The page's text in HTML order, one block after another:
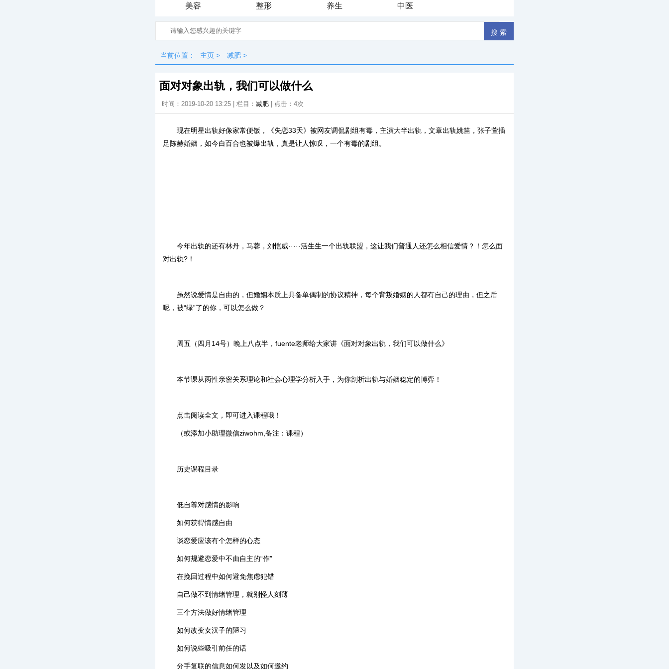
美容 整形 养生 中医
当前位置： 主页 > 减肥 >
面对对象出轨，我们可以做什么
时间：2019-10-20 13:25 | 栏目： 减肥 | 点击： 4次
现在明星出轨好像家常便饭，《失恋33天》被网友调侃剧组有毒，主演大半出轨，文章出轨姚笛，张子萱插
足陈赫婚姻，如今白百合也被爆出轨，真是让人惊叹，一个有毒的剧组。
今年出轨的还有林丹，马蓉，刘恺威·····活生生一个出轨联盟，这让我们普通人还怎么相信爱情？！怎么面
对出轨?！
虽然说爱情是自由的，但婚姻本质上具备单偶制的协议精神，每个背叛婚姻的人都有自己的理由，但之后
呢，被“绿”了的你，可以怎么做？
周五（四月14号）晚上八点半，fuente老师给大家讲《面对对象出轨，我们可以做什么》
本节课从两性亲密关系理论和社会心理学分析入手，为你剖析出轨与婚姻稳定的博弈！
点击阅读全文，即可进入课程哦！
（或添加小助理微信ziwohm,备注：课程）
历史课程目录
低自尊对感情的影响
如何获得情感自由
谈恋爱应该有个怎样的心态
如何规避恋爱中不由自主的“作”
在挽回过程中如何避免焦虑犯错
自己做不到情绪管理，就别怪人刻薄
三个方法做好情绪管理
如何改变女汉子的陋习
如何说些吸引前任的话
分手复联的信息如何发以及如何邀约